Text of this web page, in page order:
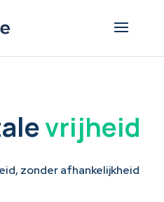
vrijheid
zonder afhankelijkheid